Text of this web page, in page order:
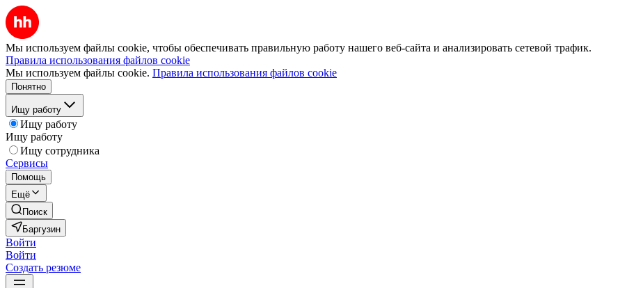
Мы используем файлы cookie, чтобы обеспечивать правильную работу нашего веб-сайта и анализировать сетевой трафик.
Правила использования файлов cookie
Мы используем файлы cookie. Правила использования файлов cookie
Понятно
Ищу работу
Ищу работу
Ищу работу
Ищу сотрудника
Сервисы
Помощь
Ещё
Поиск
Баргузин
Войти
Войти
Создать резюме